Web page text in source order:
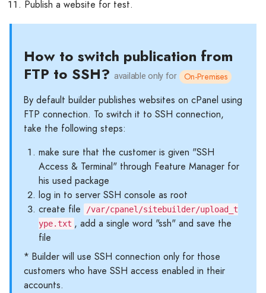
Publish a website for test.
How to switch publication from
FTP to SSH? available only for On-Premises
By default builder publishes websites on cPanel using
FTP connection. To switch it to SSH connection,
take the following steps:
make sure that the customer is given "SSH
Access & Terminal" through Feature Manager for
his used package
log in to server SSH console as root
create file
/var/cpanel/sitebuilder/upload_t
ype.txt , add a single word "ssh" and save the
file
* Builder will use SSH connection only for those
customers who have SSH access enabled in their
accounts.